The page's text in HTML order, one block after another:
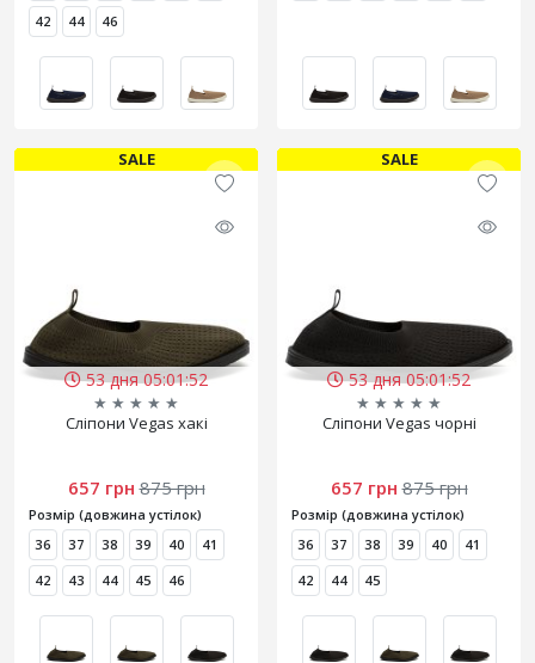
42
44 46
53 дня 05:01:50
SALE
★ ★ ★ ★ ★
Сліпони Vegas хакі
657 грн 875 грн
Розмір (довжина устілок)
36
37 38 39 40
41
42
43 44 45 46
53 дня 05:01:50
SALE
★ ★ ★ ★ ★
Сліпони Vegas чорні
657 грн 875 грн
Розмір (довжина устілок)
36
37 38 39 40
41
42
44 45